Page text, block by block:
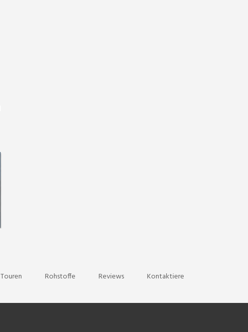
Touren Rohstoffe Reviews Kontaktiere